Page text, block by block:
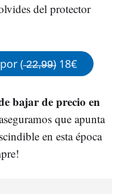
del protector
( ̶2̶2̶,̶9̶9̶) 18€
bajar de precio en
que apunta
en esta época